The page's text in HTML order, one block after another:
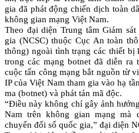
gia đã phát động chiến dịch toàn
không gian mạng Việt Nam.
Theo đại diện Trung tâm Giám
gia (NCSC) thuộc Cục An toàn
thông) ngoài tình trạng các thiết bị
trong các mạng botnet đã diễn
cuộc tấn công mạng bắt nguồn từ
IP của Việt Nam tham gia vào hạ
ma (botnet) và phát tán mã độc.
“Điều này không chỉ gây ảnh
Nam trên không gian mạng mà
chuyển đổi số quốc gia,” đại diện